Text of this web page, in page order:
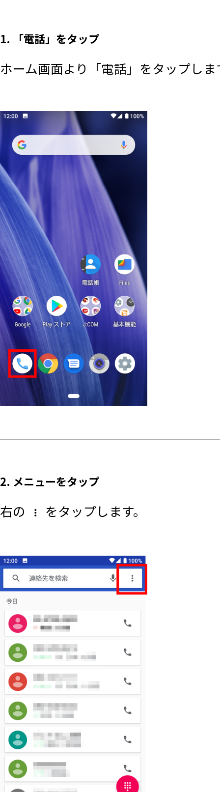
1. 「電話」をタップ
ホーム画面より「電話」をタップしま
2. メニューをタップ
右の をタップします。